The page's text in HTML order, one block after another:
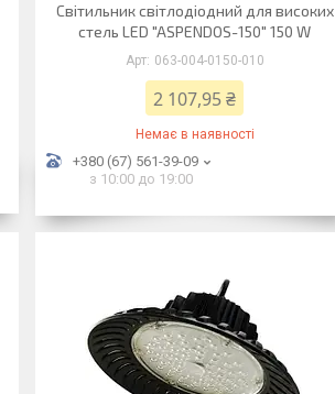
Світильник світлодіодний для високих
стель LED "ASPENDOS-150" 150 W
063-004-0150-010
2 107,95 ₴
Немає в наявності
+380 (67) 561-39-09
з 10:00 до 19:00